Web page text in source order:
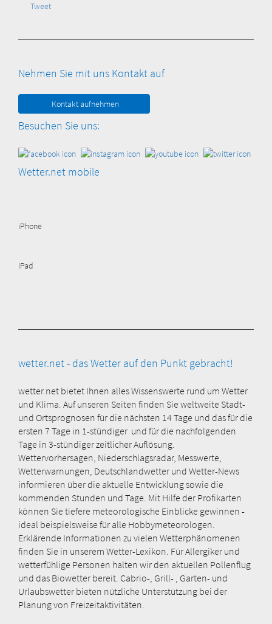
Tweet
Nehmen Sie mit uns Kontakt auf
Kontakt aufnehmen
Besuchen Sie uns:
Wetter.net mobile
iPhone
iPad
wetter.net - das Wetter auf den Punkt gebracht!
wetter.net bietet Ihnen alles Wissenswerte rund um Wetter
und Klima. Auf unseren Seiten finden Sie weltweite Stadt-
und Ortsprognosen für die nächsten 14 Tage und das für die
ersten 7 Tage in 1-stündiger und für die nachfolgenden
Tage in 3-stündiger zeitlicher Auflösung.
Wettervorhersagen, Niederschlagsradar, Messwerte,
Wetterwarnungen, Deutschlandwetter und Wetter-News
informieren über die aktuelle Entwicklung sowie die
kommenden Stunden und Tage. Mit Hilfe der Profikarten
können Sie tiefere meteorologische Einblicke gewinnen -
ideal beispielsweise für alle Hobbymeteorologen.
Erklärende Informationen zu vielen Wetterphänomenen
finden Sie in unserem Wetter-Lexikon. Für Allergiker und
wetterfühlige Personen halten wir den aktuellen Pollenflug
und das Biowetter bereit. Cabrio-, Grill- , Garten- und
Urlaubswetter bieten nützliche Unterstützung bei der
Planung von Freizeitaktivitäten.